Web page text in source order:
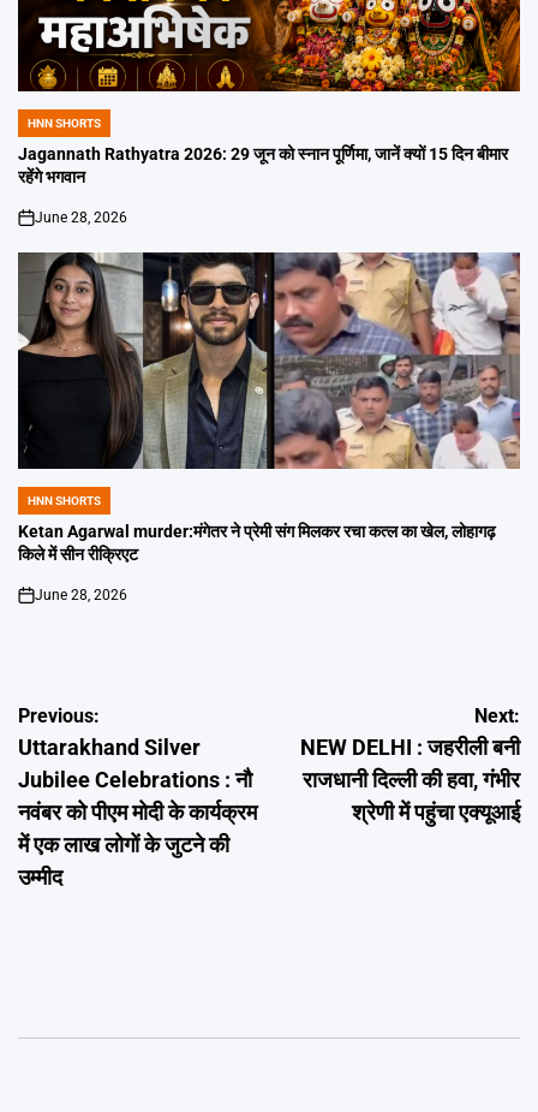
POSTED
IN
HNN SHORTS
Jagannath Rathyatra 2026: 29 जून को स्नान पूर्णिमा, जानें क्यों 15 दिन बीमार
रहेंगे भगवान
on
June 28, 2026
POSTED
IN
HNN SHORTS
Ketan Agarwal murder:मंगेतर ने प्रेमी संग मिलकर रचा कत्ल का खेल, लोहागढ़
किले में सीन रीक्रिएट
on
June 28, 2026
Post
navigation
Previous:
Uttarakhand Silver
Jubilee Celebrations : नौ
नवंबर को पीएम मोदी के कार्यक्रम
में एक लाख लोगों के जुटने की
उम्मीद
Next:
NEW DELHI : जहरीली बनी
राजधानी दिल्ली की हवा, गंभीर
श्रेणी में पहुंचा एक्यूआई